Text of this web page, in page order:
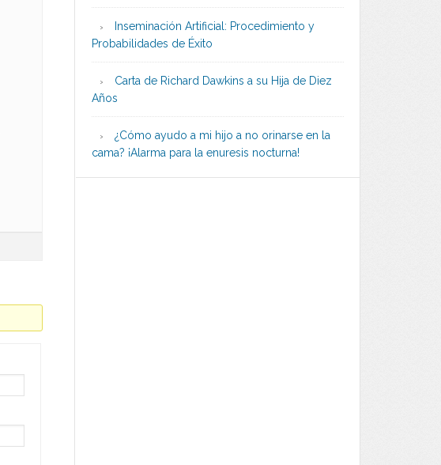
Inseminación Artificial: Procedimiento y
Probabilidades de Éxito
Carta de Richard Dawkins a su Hija de Diez
Años
¿Cómo ayudo a mi hijo a no orinarse en la
cama? ¡Alarma para la enuresis nocturna!